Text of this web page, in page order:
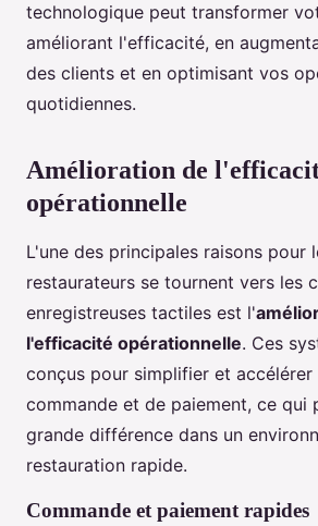
technologique peut transformer
améliorant l'efficacité, en
des clients et en optimisant vos
quotidiennes.
Amélioration de
opérationnelle
L'une des principales raisons pour
restaurateurs se tournent vers les
enregistreuses tactiles est l'
l'efficacité opérationnelle. Ces
conçus pour simplifier et accélérer
commande et de paiement, ce qui
grande différence dans un
restauration rapide.
Commande et paiement rapides